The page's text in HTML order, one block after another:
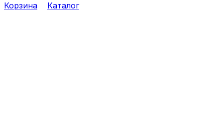
Корзина Каталог